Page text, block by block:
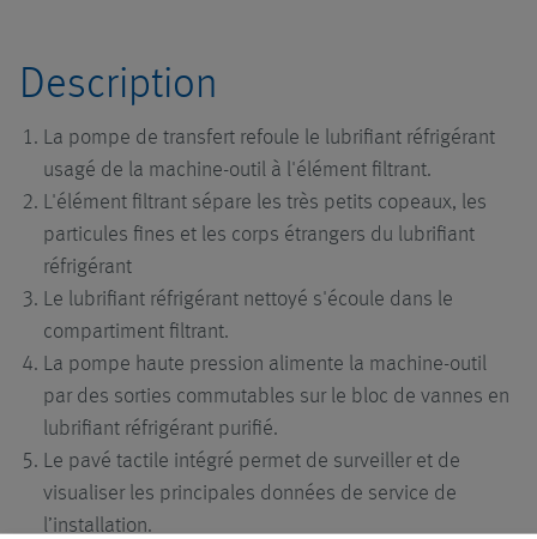
Description
La pompe de transfert refoule le lubrifiant réfrigérant
usagé de la machine-outil à l'élément filtrant.
L'élément filtrant sépare les très petits copeaux, les
particules fines et les corps étrangers du lubrifiant
réfrigérant
Le lubrifiant réfrigérant nettoyé s'écoule dans le
compartiment filtrant.
La pompe haute pression alimente la machine-outil
par des sorties commutables sur le bloc de vannes en
lubrifiant réfrigérant purifié.
Le pavé tactile intégré permet de surveiller et de
visualiser les principales données de service de
l’installation.